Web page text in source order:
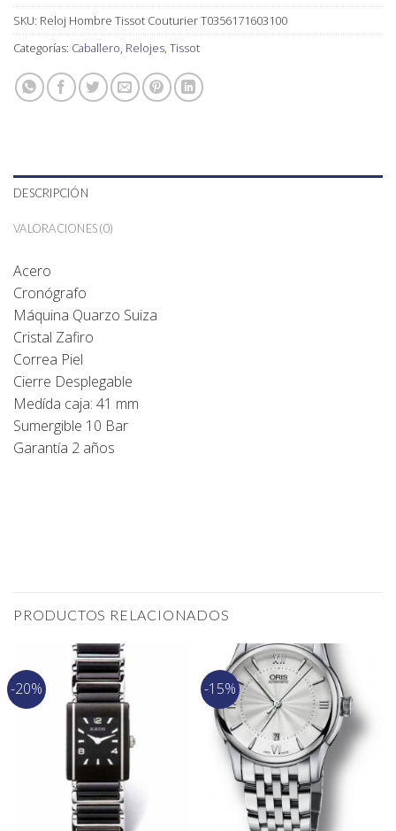
SKU: Reloj Hombre Tissot Couturier T0356171603100
Categorías: Caballero, Relojes, Tissot
DESCRIPCIÓN
VALORACIONES (0)
Acero
Cronógrafo
Máquina Quarzo Suiza
Cristal Zafiro
Correa Piel
Cierre Desplegable
Medída caja: 41 mm
Sumergible 10 Bar
Garantía 2 años
PRODUCTOS RELACIONADOS
-20% -15%